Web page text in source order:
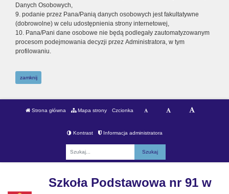
Danych Osobowych,
9. podanie przez Pana/Panią danych osobowych jest fakultatywne
(dobrowolne) w celu udostępnienia strony internetowej,
10. Pana/Pani dane osobowe nie będą podlegały zautomatyzowanym
procesom podejmowania decyzji przez Administratora, w tym
profilowaniu.
zamknij
Strona główna Mapa strony Czcionka
Kontrast Informacja administratora
Szkoła Podstawowa nr 91 w